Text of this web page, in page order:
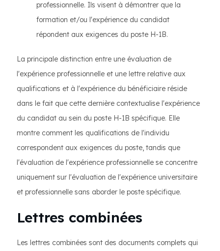
professionnelle. Ils visent à démontrer que la
formation et/ou l'expérience du candidat
répondent aux exigences du poste H-1B.
La principale distinction entre une évaluation de
l'expérience professionnelle et une lettre relative aux
qualifications et à l'expérience du bénéficiaire réside
dans le fait que cette dernière contextualise l'expérience
du candidat au sein du poste H-1B spécifique. Elle
montre comment les qualifications de l'individu
correspondent aux exigences du poste, tandis que
l'évaluation de l'expérience professionnelle se concentre
uniquement sur l'évaluation de l'expérience universitaire
et professionnelle sans aborder le poste spécifique.
Lettres combinées
Les lettres combinées sont des documents complets qui